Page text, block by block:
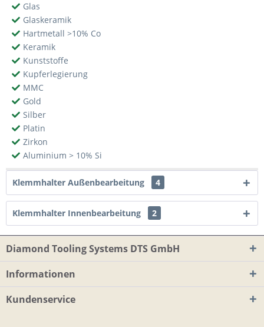
Glas
Glaskeramik
Hartmetall >10% Co
Keramik
Kunststoffe
Kupferlegierung
MMC
Gold
Silber
Platin
Zirkon
Aluminium > 10% Si
Klemmhalter Außenbearbeitung 4
Klemmhalter Innenbearbeitung 2
Diamond Tooling Systems DTS GmbH
Informationen
Kundenservice